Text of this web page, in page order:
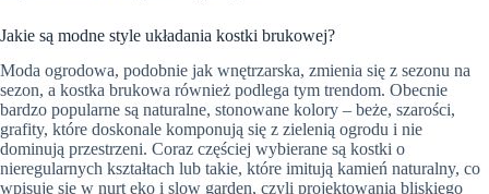
Jakie są modne style układania kostki brukowej?
Moda ogrodowa, podobnie jak wnętrzarska, zmienia się z sezonu na
sezon, a kostka brukowa również podlega tym trendom. Obecnie
bardzo popularne są naturalne, stonowane kolory – beże, szarości,
grafity, które doskonale komponują się z zielenią ogrodu i nie
dominują przestrzeni. Coraz częściej wybierane są kostki o
nieregularnych kształtach lub takie, które imitują kamień naturalny, co
wpisuje się w nurt eko i slow garden, czyli projektowania bliskiego